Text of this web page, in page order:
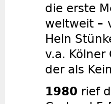
die erste
weltweit –
Hein
v.a. Kölner
der als
1980 rief